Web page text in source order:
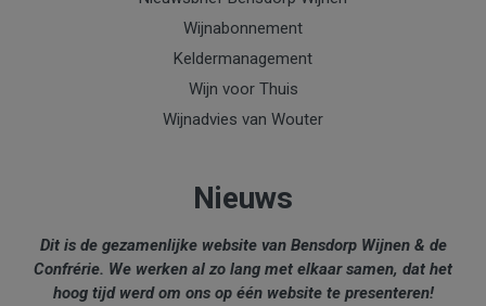
Wijnabonnement
Keldermanagement
Wijn voor Thuis
Wijnadvies van Wouter
Nieuws
Dit is de gezamenlijke website van Bensdorp Wijnen & de
Confrérie. We werken al zo lang met elkaar samen, dat het
hoog tijd werd om ons op één website te presenteren!